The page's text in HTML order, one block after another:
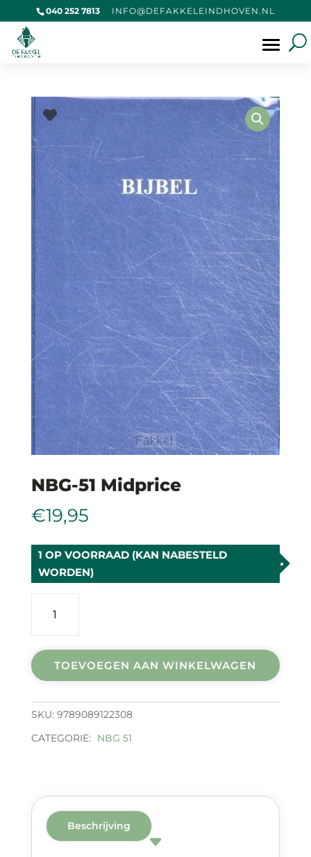
040 252 7813 LN.NE
VOHDN
IELEK
KAFED
@OFNI
Producten
NBG-51 Midprice
€19,95
1 OP VOORRAAD (KAN NABESTELD
WORDEN)
aantal
TOEVOEGEN AAN WINKELWAGEN
SKU: 9789089122308
CATEGORIE:
NBG 51
Beschrijving